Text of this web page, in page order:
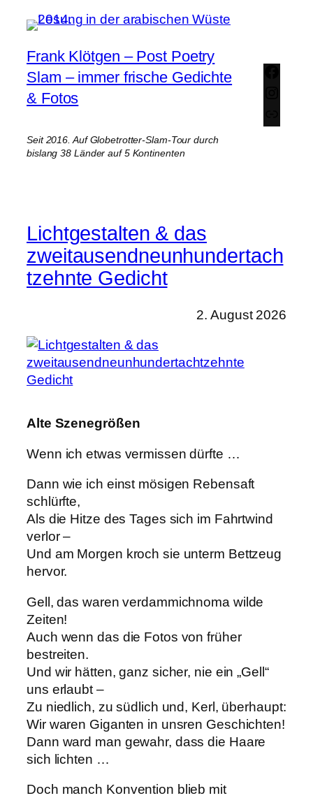
Inhalt
springen
Frank Klötgen – Post Poetry
Slam – immer frische Gedichte
& Fotos
Seit 2016. Auf Globetrotter-Slam-Tour durch
bislang 38 Länder auf 5 Kontinenten
Lichtgestalten & das
zweitausendneunhundertach
tzehnte Gedicht
2. August 2026
Alte Szenegrößen
Wenn ich etwas vermissen dürfte …
Dann wie ich einst mösigen Rebensaft
schlürfte,
Als die Hitze des Tages sich im Fahrtwind
verlor –
Und am Morgen kroch sie unterm Bettzeug
hervor.
Gell, das waren verdammichnoma wilde
Zeiten!
Auch wenn das die Fotos von früher
bestreiten.
Und wir hätten, ganz sicher, nie ein „Gell“
uns erlaubt –
Zu niedlich, zu südlich und, Kerl, überhaupt:
Wir waren Giganten in unsren Geschichten!
Dann ward man gewahr, dass die Haare
sich lichten …
Doch manch Konvention blieb mit